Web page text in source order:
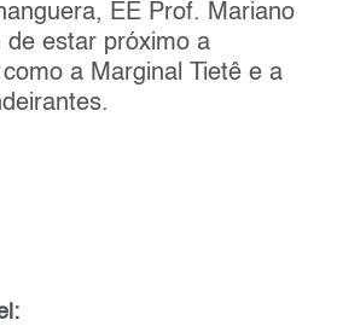
EE Prof. Mariano
de estar próximo a
a Marginal Tietê e a